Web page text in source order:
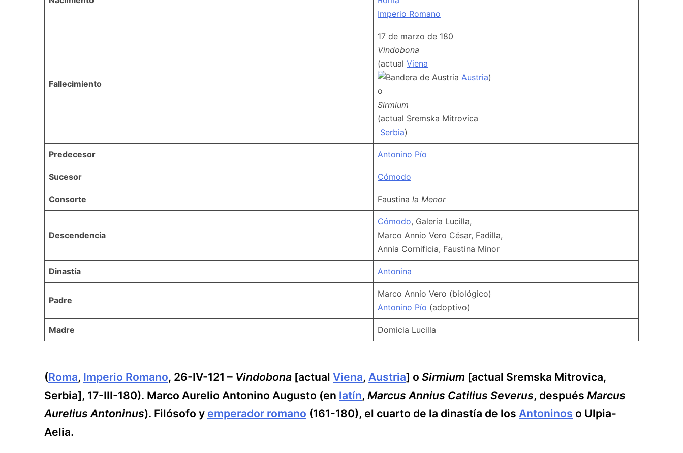
Imperio Romano
Fallecimiento
17 de marzo de 180
Vindobona
(actual Viena
Austria)
o
Sirmium
(actual Sremska Mitrovica
Serbia)
Predecesor Antonino Pío
Sucesor Cómodo
Consorte Faustina la Menor
Descendencia
Cómodo, Galeria Lucilla,
Marco Annio Vero César, Fadilla,
Annia Cornificia, Faustina Minor
Dinastía Antonina
Padre
Marco Annio Vero (biológico)
Antonino Pío (adoptivo)
Madre Domicia Lucilla
(Roma, Imperio Romano, 26-IV-121 – Vindobona [actual Viena, Austria] o Sirmium [actual Sremska Mitrovica,
Serbia], 17-III-180). Marco Aurelio Antonino Augusto (en latín, Marcus Annius Catilius Severus, después Marcus
Aurelius Antoninus). Filósofo y emperador romano (161-180), el cuarto de la dinastía de los Antoninos o Ulpia-
Aelia.